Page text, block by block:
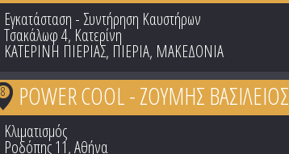
Εγκατάσταση - Συντήρηση Καυστήρων
Τσακάλωφ 4, Κατερίνη
ΚΑΤΕΡΙΝΗ ΠΙΕΡΙΑΣ, ΠΙΕΡΙΑ, ΜΑΚΕΔΟΝΙΑ
POWER COOL - ΖΟΥΜΗΣ ΒΑΣΙΛΕΙΟΣ
8
Κλιματισμός
Ροδόπης 11, Αθήνα